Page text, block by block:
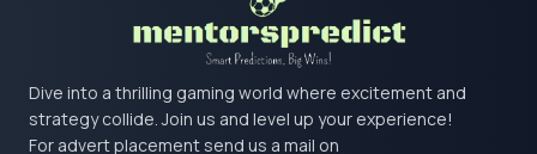
Dive into a thrilling gaming world where excitement and
strategy collide. Join us and level up your experience!
For advert placement send us a mail on